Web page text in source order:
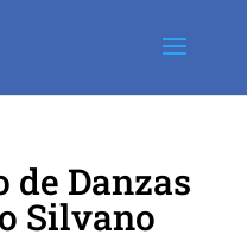
Danzas
Silvano